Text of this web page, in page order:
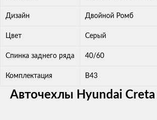
Дизайн Двойной Ромб
Цвет Серый
Спинка заднего ряда 40/60
Комплектация В43
Авточехлы Hyundai